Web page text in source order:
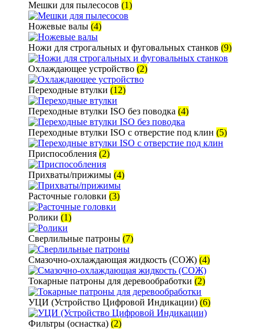
Мешки для пылесосов (1)
Ножевые валы (4)
Ножи для строгальных и фуговальных станков (9)
Охлаждающее устройство (2)
Переходные втулки (12)
Переходные втулки ISO без поводка (4)
Переходные втулки ISO с отверстие под клин (5)
Приспособления (2)
Прихваты/прижимы (4)
Расточные головки (3)
Ролики (1)
Сверлильные патроны (7)
Смазочно-охлаждающая жидкость (СОЖ) (4)
Токарные патроны для деревообработки (2)
УЦИ (Устройство Цифровой Индикации) (6)
Фильтры (оснастка) (2)